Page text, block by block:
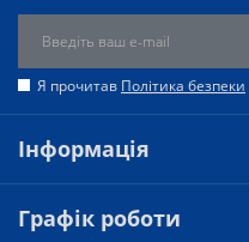
Я прочитав Політика безпеки
Інформація
Графік роботи